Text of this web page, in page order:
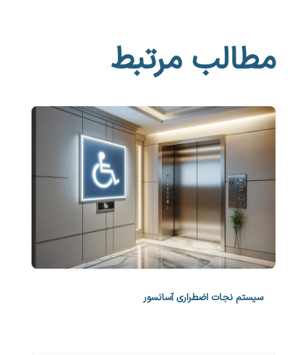
مطالب مرتبط
سیستم نجات اضطراری آسانسور